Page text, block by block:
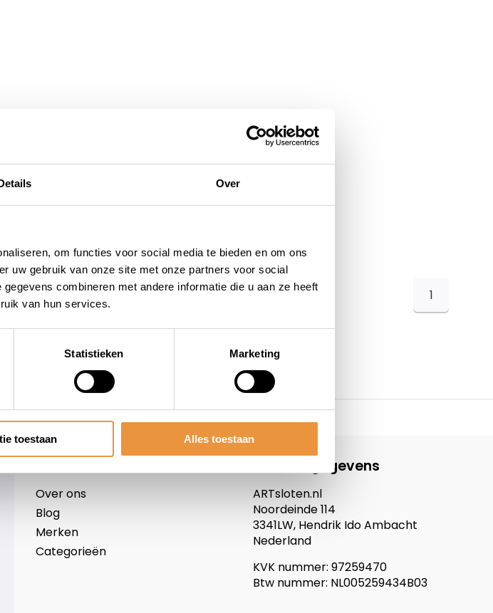
Over
om functies voor social media te bieden en om ons
uw gebruik van onze site met onze partners voor social
combineren met andere informatie die u aan ze heeft
van hun services.
Statistieken Marketing
toestaan Alles toestaan
1
Niet goed = geld terug
Over ons
Blog
Merken
Categorieën
Contactgegevens
ARTsloten.nl
Noordeinde 114
3341LW, Hendrik Ido Ambacht
Nederland
KVK nummer: 97259470
Btw nummer: NL005259434B03